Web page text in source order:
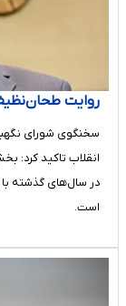
روایت
سخنگوی شورای
انقلاب تاکید کرد:
در سال‌های گذشته
است.